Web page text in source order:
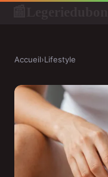
Accueil›Lifestyle